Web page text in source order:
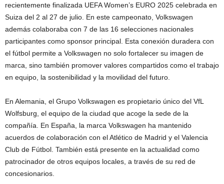
recientemente finalizada UEFA Women’s EURO 2025 celebrada en
Suiza del 2 al 27 de julio. En este campeonato, Volkswagen
además colaboraba con 7 de las 16 selecciones nacionales
participantes como sponsor principal. Esta conexión duradera con
el fútbol permite a Volkswagen no solo fortalecer su imagen de
marca, sino también promover valores compartidos como el trabajo
en equipo, la sostenibilidad y la movilidad del futuro.
En Alemania, el Grupo Volkswagen es propietario único del VfL
Wolfsburg, el equipo de la ciudad que acoge la sede de la
compañía. En España, la marca Volkswagen ha mantenido
acuerdos de colaboración con el Atlético de Madrid y el Valencia
Club de Fútbol. También está presente en la actualidad como
patrocinador de otros equipos locales, a través de su red de
concesionarios.